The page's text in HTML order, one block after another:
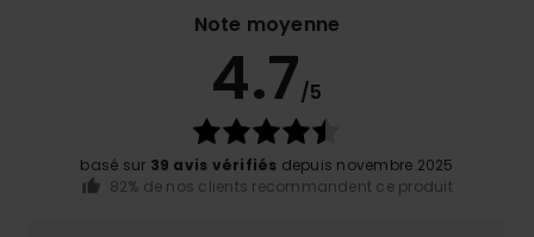
Note moyenne
4.7/5
basé sur 39 avis vérifiés depuis novembre 2025
82% de nos clients recommandent ce produit